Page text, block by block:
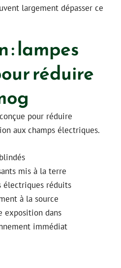
largement dépasser ce
: lampes
réduire
pour réduire
aux champs électriques.
mis à la terre
électriques réduits
à la source
exposition dans
immédiat